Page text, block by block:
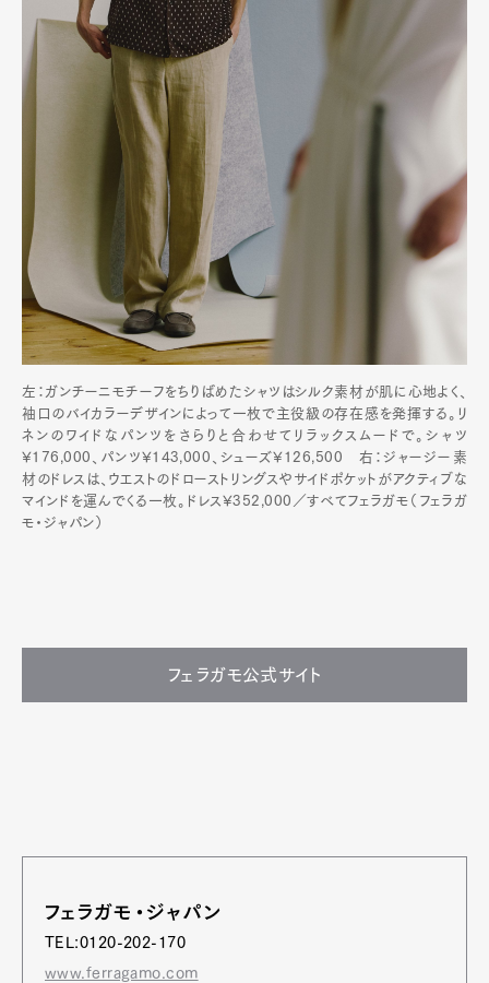
左：ガンチーニモチーフをちりばめたシャツはシルク素材が肌に心地よく、
袖口のバイカラーデザインによって一枚で主役級の存在感を発揮する。リ
ネンのワイドなパンツをさらりと合わせてリラックスムードで。シャツ
¥176,000、パンツ¥143,000、シューズ¥126,500 右：ジャージー素
材のドレスは、ウエストのドローストリングスやサイドポケットがアクティブな
マインドを運んでくる一枚。ドレス¥352,000／すべてフェラガモ（フェラガ
モ・ジャパン）
フェラガモ公式サイト
フェラガモ・ジャパン
TEL:0120-202-170
www.ferragamo.com